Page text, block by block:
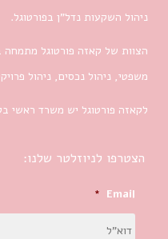
ניהול השקעות נדל”ן בפורטוגל.
הצוות של קאזה פורטוגל מתמחה
משפטי, ניהול נכסים, ניהול
לקאזה פורטוגל יש משרד ראשי
הצטרפו לניוזלטר שלנו:
Email
*